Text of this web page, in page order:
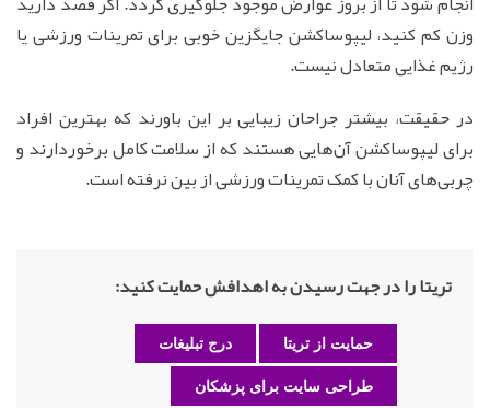
وزن کم کنید، لیپوساکشن جایگزین خوبی برای تمرینات ورزشی یا
رژیم غذایی متعادل نیست.
در حقیقت، بیشتر جراحان زیبایی بر این باورند که بهترین افراد
برای لیپوساکشن آن‌هایی هستند که از سلامت کامل برخوردارند و
چربی‌های آنان با کمک تمرینات ورزشی از بین نرفته است.
تریتا را در جهت رسیدن به اهدافش حمایت کنید:
حمایت از تریتا درج تبلیغات
طراحی سایت برای پزشکان